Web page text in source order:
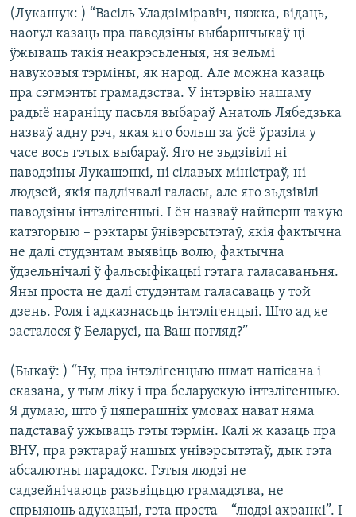
(Лукашук: ) “Васіль Уладзіміравіч, цяжка, відаць,
наогул казаць пра паводзіны выбаршчыкаў ці
ўжываць такія неакрэсьленыя, ня вельмі
навуковыя тэрміны, як народ. Але можна казаць
пра сэгмэнты грамадзства. У інтэрвію нашаму
радыё нараніцу пасьля выбараў Анатоль Лябедзька
назваў адну рэч, якая яго больш за ўсё ўразіла у
часе вось гэтых выбараў. Яго не зьдзівілі ні
паводзіны Лукашэнкі, ні сілавых міністраў, ні
людзей, якія падлічвалі галасы, але яго зьдзівілі
паводзіны інтэлігенцыі. І ён назваў найперш такую
катэгорыю – рэктары ўнівэрсытэтаў, якія фактычна
не далі студэнтам выявіць волю, фактычна
ўдзельнічалі ў фальсыфікацыі гэтага галасаваньня.
Яны проста не далі студэнтам галасаваць у той
дзень. Роля і адказнасьць інтэлігенцыі. Што ад яе
засталося ў Беларусі, на Ваш погляд?”
(Быкаў: ) “Ну, пра інтэлігенцыю шмат напісана і
сказана, у тым ліку і пра беларускую інтэлігенцыю.
Я думаю, што ў цяперашніх умовах нават няма
падставаў ужываць гэты тэрмін. Калі ж казаць пра
ВНУ, пра рэктараў нашых унівэрсытэтаў, дык гэта
абсалютны парадокс. Гэтыя людзі не
садзейнічаюць разьвіцьцю грамадзтва, не
спрыяюць адукацыі, гэта проста – “людзі ахранкі”. І